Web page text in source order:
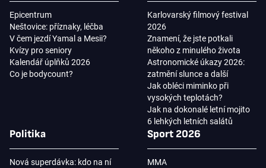
Epicentrum
Neštovice: příznaky, léčba
V čem jezdí Yamal a Mesii?
Kvízy pro seniory
Kalendář úplňků 2026
Co je bodycount?
Karlovarský filmový festival
2026
Znamení, že jste potkali
někoho z minulého života
Astronomické úkazy 2026:
zatmění slunce a další
Jak obléci miminko při
vysokých teplotách?
Jak na dokonalé letní mojito
6 lehkých letních salátů
Politika
Nová superdávka: kdo na ní
Sport 2026
MMA